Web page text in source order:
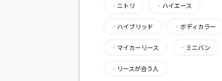
・ ニトリ ・ ハイエース
・ ハイブリッド ・ ボディカラー
・ マイカーリース ・ ミニバン
・ リースが合う人